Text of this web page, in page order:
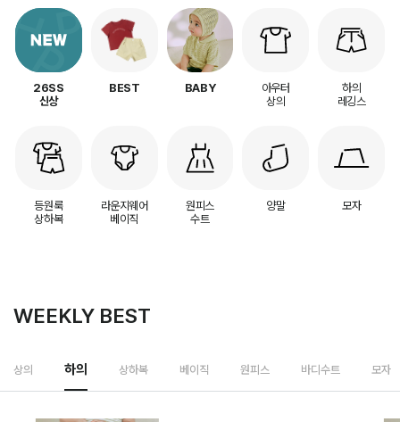
26SS
신상
BEST BABY
아우터
상의
하의
레깅스
등원룩
상하복
라운지웨어
베이직
원피스
수트
양말 모자
WEEKLY BEST
상의 하의 상하복 베이직 원피스 바디수트 모자